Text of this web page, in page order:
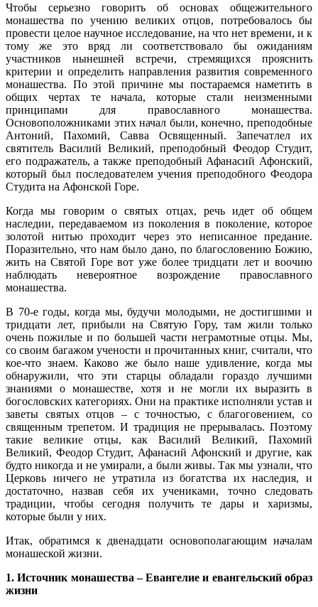
Чтобы серьезно говорить об основах общежительного
монашества по учению великих отцов, потребовалось бы
провести целое научное исследование, на что нет времени, и к
тому же это вряд ли соответствовало бы ожиданиям
участников нынешней встречи, стремящихся прояснить
критерии и определить направления развития современного
монашества. По этой причине мы постараемся наметить в
общих чертах те начала, которые стали неизменными
принципами для православного монашества.
Основоположниками этих начал были, конечно, преподобные
Антоний, Пахомий, Савва Освященный. Запечатлел их
святитель Василий Великий, преподобный Феодор Студит,
его подражатель, а также преподобный Афанасий Афонский,
который был последователем учения преподобного Феодора
Студита на Афонской Горе.
Когда мы говорим о святых отцах, речь идет об общем
наследии, передаваемом из поколения в поколение, которое
золотой нитью проходит через это неписанное предание.
Поразительно, что нам было дано, по благословению Божию,
жить на Святой Горе вот уже более тридцати лет и воочию
наблюдать невероятное возрождение православного
монашества.
В 70-е годы, когда мы, будучи молодыми, не достигшими и
тридцати лет, прибыли на Святую Гору, там жили только
очень пожилые и по большей части неграмотные отцы. Мы,
со своим багажом учености и прочитанных книг, считали, что
кое-что знаем. Каково же было наше удивление, когда мы
обнаружили, что эти старцы обладали гораздо лучшими
знаниями о монашестве, хотя и не могли их выразить в
богословских категориях. Они на практике исполняли устав и
заветы святых отцов – с точностью, с благоговением, со
священным трепетом. И традиция не прерывалась. Поэтому
такие великие отцы, как Василий Великий, Пахомий
Великий, Феодор Студит, Афанасий Афонский и другие, как
будто никогда и не умирали, а были живы. Так мы узнали, что
Церковь ничего не утратила из богатства их наследия, и
достаточно, назвав себя их учениками, точно следовать
традиции, чтобы сегодня получить те дары и харизмы,
которые были у них.
Итак, обратимся к двенадцати основополагающим началам
монашеской жизни.
1. Источник монашества – Евангелие и евангельский образ
жизни